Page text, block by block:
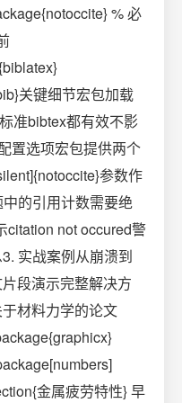
% 必
关键细节宏包加载
准bibtex都有效不影
置选项宏包提供两个
参数作
的引用计数需要绝
citation not occured警
实战案例从崩溃到
段演示完整解决方
材料力学的论文
金属疲劳特性} 早